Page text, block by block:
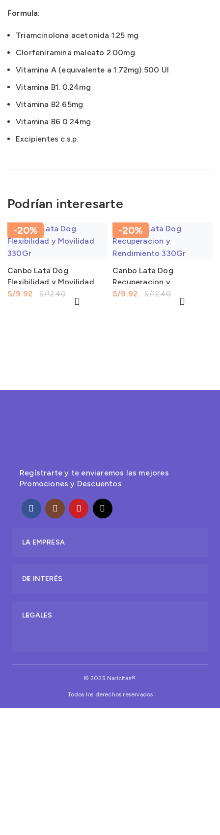
Formula:
Triamcinolona acetonida 1.25 mg
Clorfeniramina maleato 2.00mg
Vitamina A (equivalente a 1.72mg) 500 UI
Vitamina B1. 0.24mg
Vitamina B2 65mg
Vitamina B6 0.24mg
Excipientes c.s.p.
Podrían interesarte
-20%
Canbo Lata Dog
Flexibilidad y Movilidad
330Gr
S/12.40
S/9.92
-20%
Canbo Lata Dog
Recuperacion y
Rendimiento 330Gr
S/12.40
S/9.92
Regístrarte y te enviaremos las mejores
Promociones y Descuentos
LA EMPRESA
DE INTERÉS
LEGALES
© 2025 Naricitas®.
Todos los derechos reservados